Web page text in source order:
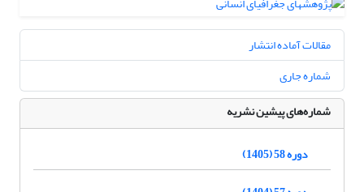
مقالات آماده انتشار
شماره جاری
شماره‌های پیشین نشریه
دوره 58 (1405)